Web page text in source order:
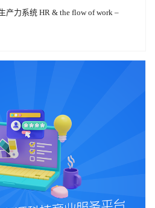
力系统 HR & the flow of work –